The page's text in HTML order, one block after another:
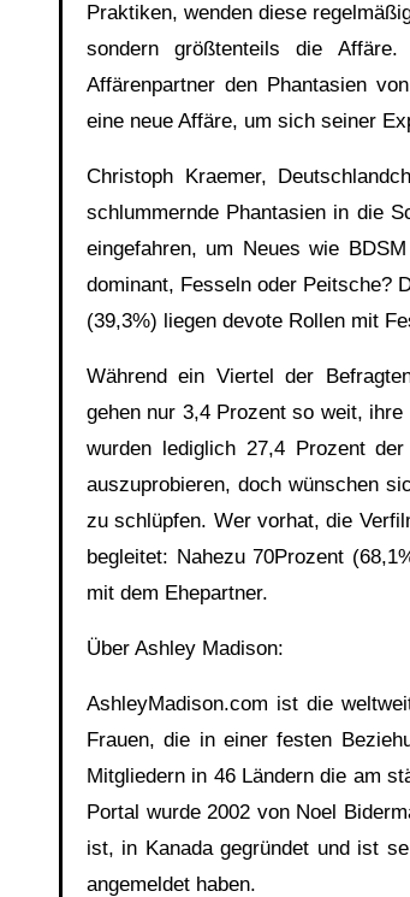
Praktiken, wenden diese
sondern größtenteils die
Affärenpartner den Phantasien
eine neue Affäre, um sich seiner
Christoph Kraemer,
schlummernde Phantasien in die
eingefahren, um Neues wie
dominant, Fesseln oder Peitsche?
(39,3%) liegen devote Rollen mit
Während ein Viertel der
gehen nur 3,4 Prozent so weit,
wurden lediglich 27,4 Prozent
auszuprobieren, doch wünschen
zu schlüpfen. Wer vorhat, die
begleitet: Nahezu 70Prozent
mit dem Ehepartner.
Über Ashley Madison:
AshleyMadison.com ist die
Frauen, die in einer festen
Mitgliedern in 46 Ländern die am
Portal wurde 2002 von Noel
ist, in Kanada gegründet und ist
angemeldet haben.